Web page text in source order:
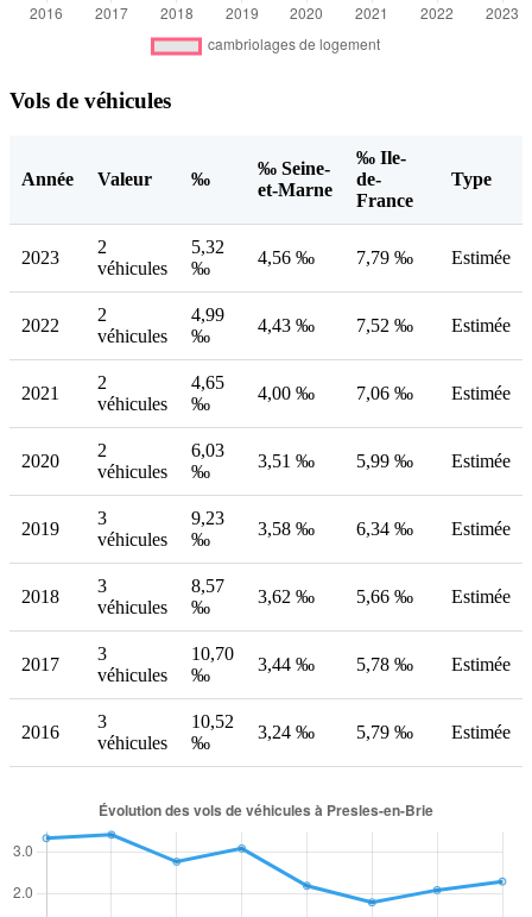
Vols de véhicules
Année Valeur ‰
‰ Seine-
et-Marne
‰ Ile-
de-
France
Type
2023
2
véhicules
5,32
‰
4,56 ‰ 7,79 ‰ Estimée
2022
2
véhicules
4,99
‰
4,43 ‰ 7,52 ‰ Estimée
2021
2
véhicules
4,65
‰
4,00 ‰ 7,06 ‰ Estimée
2020
2
véhicules
6,03
‰
3,51 ‰ 5,99 ‰ Estimée
2019
3
véhicules
9,23
‰
3,58 ‰ 6,34 ‰ Estimée
2018
3
véhicules
8,57
‰
3,62 ‰ 5,66 ‰ Estimée
2017
3
véhicules
10,70
‰
3,44 ‰ 5,78 ‰ Estimée
2016
3
véhicules
10,52
‰
3,24 ‰ 5,79 ‰ Estimée